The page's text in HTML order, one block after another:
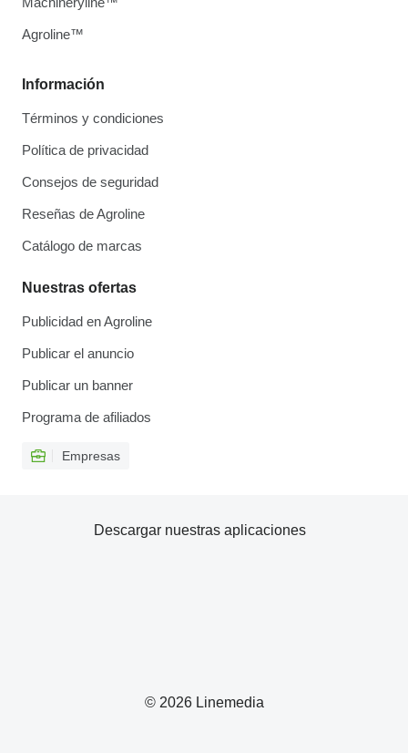
Información
Términos y condiciones
Política de privacidad
Consejos de seguridad
Reseñas de Agroline
Catálogo de marcas
Nuestras ofertas
Publicidad en Agroline
Publicar el anuncio
Publicar un banner
Programa de afiliados
Empresas
Agroline™
© 2026 Linemedia
Descargar nuestras aplicaciones